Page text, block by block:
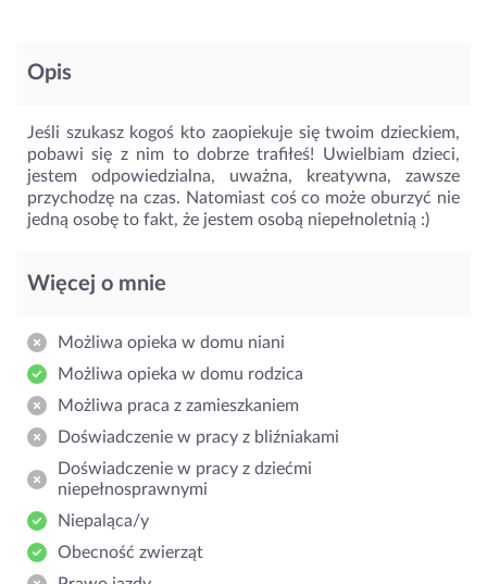
Opis
Jeśli szukasz kogoś kto zaopiekuje się twoim dzieckiem,
pobawi się z nim to dobrze trafiłeś! Uwielbiam dzieci,
jestem odpowiedzialna, uważna, kreatywna, zawsze
przychodzę na czas. Natomiast coś co może oburzyć nie
jedną osobę to fakt, że jestem osobą niepełnoletnią :)
Więcej o mnie
Możliwa opieka w domu niani
Możliwa opieka w domu rodzica
Możliwa praca z zamieszkaniem
Doświadczenie w pracy z bliźniakami
Doświadczenie w pracy z dziećmi
niepełnosprawnymi
Niepaląca/y
Obecność zwierząt